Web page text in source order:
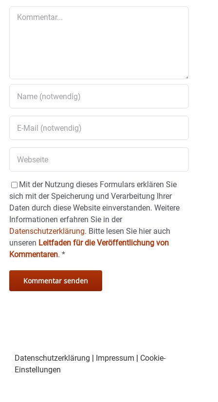
Mit der Nutzung dieses Formulars erklären Sie
sich mit der Speicherung und Verarbeitung Ihrer
Daten durch diese Website einverstanden. Weitere
Informationen erfahren Sie in der
Datenschutzerklärung. Bitte lesen Sie hier auch
unseren Leitfaden für die Veröffentlichung von
Kommentaren. *
Datenschutzerklärung | Impressum | Cookie-
Einstellungen